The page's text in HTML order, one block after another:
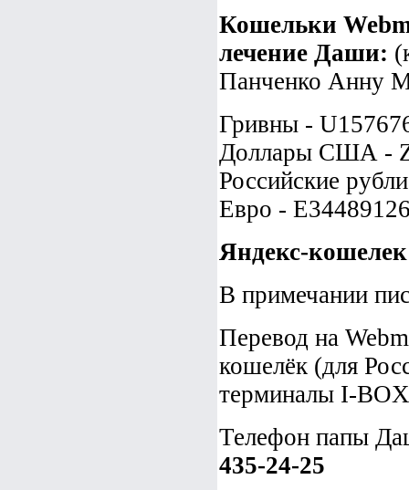
Кошельки
лечение Даши:
Панченко Анну
Гривны -
Доллары США -
Российские
Евро -
Яндекс-кошелек
В примечании
Перевод на
кошелёк (для
терминалы I-
Телефон папы
435-24-25